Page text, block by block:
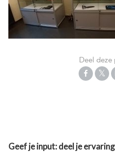
Deel deze
Geef je input: deel je